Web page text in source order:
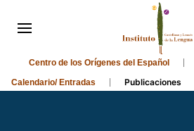
Centro de los Orígenes del Español
Calendario/ Entradas